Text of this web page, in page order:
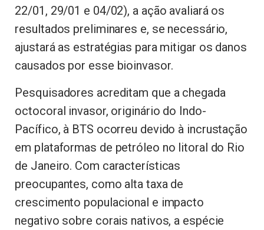
22/01, 29/01 e 04/02), a ação avaliará os
resultados preliminares e, se necessário,
ajustará as estratégias para mitigar os danos
causados por esse bioinvasor.
Pesquisadores acreditam que a chegada
octocoral invasor, originário do Indo-
Pacífico, à BTS ocorreu devido à incrustação
em plataformas de petróleo no litoral do Rio
de Janeiro. Com características
preocupantes, como alta taxa de
crescimento populacional e impacto
negativo sobre corais nativos, a espécie